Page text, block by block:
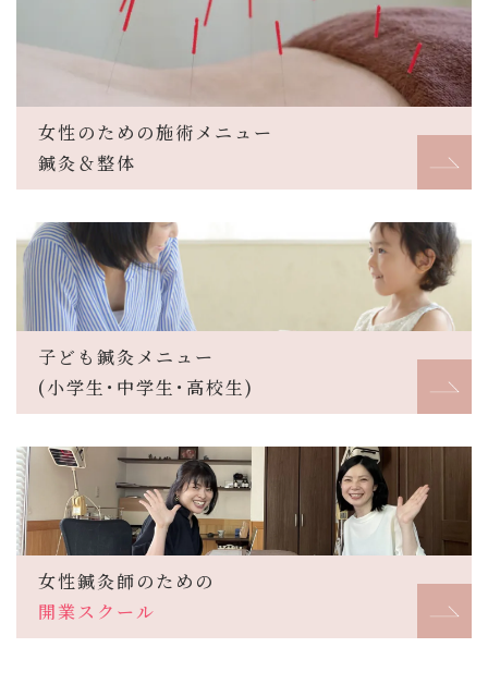
女性のための施術メニュー
鍼灸＆整体
子ども鍼灸メニュー
(小学生･中学生･高校生)
女性鍼灸師のための
開業スクール